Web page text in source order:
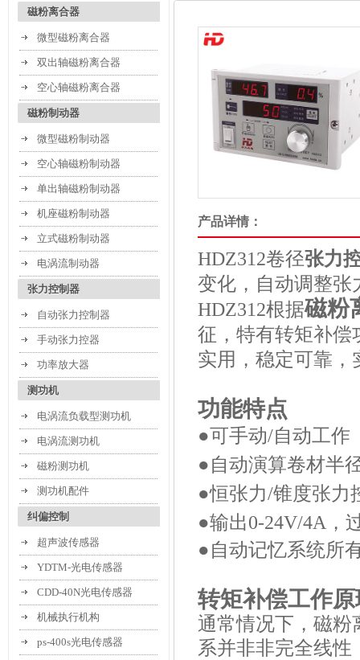
磁粉离合器
微型磁粉离合器
双出轴磁粉离合器
空心轴磁粉离合器
磁粉制动器
微型磁粉制动器
空心轴磁粉制动器
单出轴磁粉制动器
机座磁粉制动器
立式磁粉制动器
电涡流制动器
张力控制器
自动张力控制器
手动张力控器
功率放大器
测功机
电涡流负载型测功机
电涡流测功机
磁粉测功机
测功机配件
纠偏控制
超声波传感器
YDTM-光电传感器
CDD-40N光电传感器
机械执行机构
ps-400s光电传感器
产品详情：
HDZ312卷径张力
变化，自动调整张
HDZ312根据磁粉
征，特有转矩补偿
实用，稳定可靠，
功能特点
●可手动/自动工
●自动演算卷材
●恒张力/锥度张力
●输出0-24V/4A，
●自动记忆系统所
转矩补偿工作原
通常情况下，磁
系并非非完全线